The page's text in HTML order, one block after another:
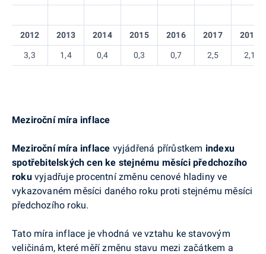
2012 2013 2014 2015 2016 2017 2018
3,3 1,4 0,4 0,3 0,7 2,5 2,1
Meziroční míra inflace
Meziroční míra inflace vyjádřená přírůstkem indexu
spotřebitelských cen ke stejnému měsíci předchozího
rokuvyjadřuje procentní změnu cenové hladiny ve
vykazovaném měsíci daného roku proti stejnému měsíci
předchozího roku.
Tato míra inflace je vhodná ve vztahu ke stavovým
veličinám, které měří změnu stavu mezi začátkem a